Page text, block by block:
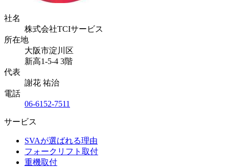
社名
株式会社TCIサービス
所在地
大阪市淀川区
新高1-5-4 3階
代表
謝花 祐治
電話
06-6152-7511
サービス
SVAが選ばれる理由
フォークリフト取付
重機取付